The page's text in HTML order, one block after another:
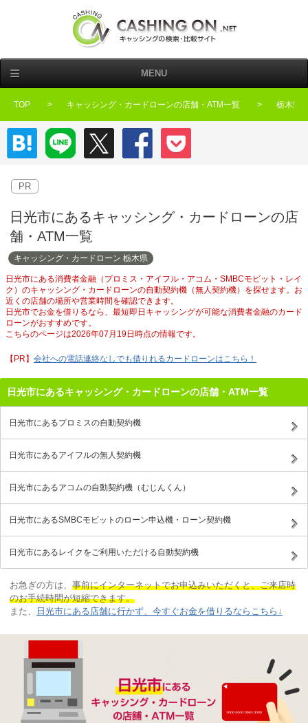
MENU
TOP キャッシング・カードローンの店舗・ATM一覧 栃木県
はてなブックマーク
LINE Twitter Facebook
PR
日光市にあるキャッシング・カードローンの店
舗・ATM一覧
キャッシング・カードローン 栃木県
日光市にある消費者金融（プロミス・アイフル・アコム・SMBCモビット・レイ
ク）のキャッシング・カードローンの自動契約機（無人契約機）を探せます。お
近くの店舗の場所や営業時間を確認できます。
日光市でお金を借りるなら、最短即日キャッシングが可能な消費者金融のカード
ローンがおすすめです。
こちらのページは2026年07月19日時点の情報です。
会社への電話連絡なしでも借りれるカードローンはこちら！
日光市にあるキャッシング・カードローンの店舗・ATM一覧
日光市にあるプロミスの自動契約機
日光市にあるアイフルの無人契約機
日光市にあるアコムの自動契約機（むじんくん）
日光市にあるSMBCモビットのローン申込機・ローン契約機
日光市にあるレイクをご利用いただける自動契約機
お急ぎの方は、 事前にインターネットでお申込みいただくと、ご来店時
のお手続時間が短縮できます。
また、
日光市にある店舗に行かず、今すぐお金を借りるならこちら↓